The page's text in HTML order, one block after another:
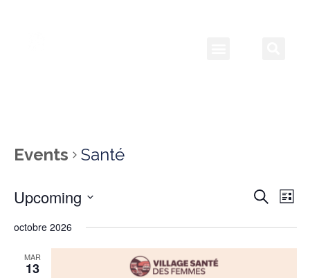
Events Santé
and
Search
List
Upcoming
date.
octobre 2026
MAR
13